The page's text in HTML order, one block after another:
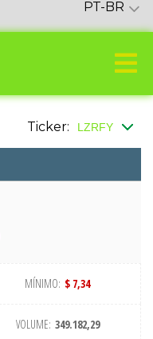
PT-BR
Ticker:
MÍNIMO: $ 7,34
VOLUME: 349.182,29